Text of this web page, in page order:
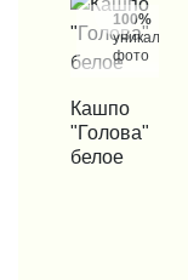
100%
уникальные
фото
КУПИТЬ В 1 КЛИК
Кашпо
"Голова"
белое